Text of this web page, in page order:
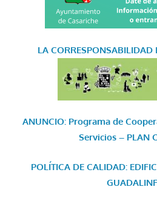
LA CORRESPONSABILIDAD
ANUNCIO: Programa de
Servicios – PLAN
POLÍTICA DE CALIDAD: